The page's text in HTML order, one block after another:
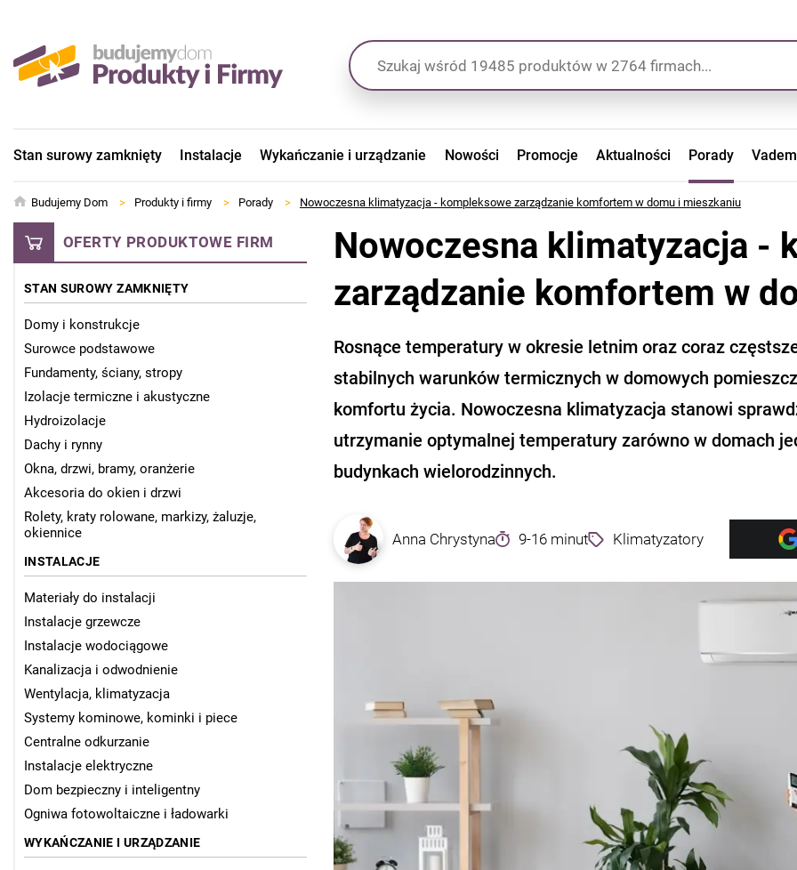
Stan surowy zamknięty Instalacje Wykańczanie i urządzanie Nowości Promocje Aktualności Porady
Budujemy Dom > Produkty i firmy > Porady > Nowoczesna klimatyzacja - kompleksowe zarządzanie komfortem w domu i mieszkaniu
OFERTY PRODUKTOWE FIRM
STAN SUROWY ZAMKNIĘTY
Domy i konstrukcje
Surowce podstawowe
Fundamenty, ściany, stropy
Izolacje termiczne i akustyczne
Hydroizolacje
Dachy i rynny
Okna, drzwi, bramy, oranżerie
Akcesoria do okien i drzwi
Rolety, kraty rolowane, markizy, żaluzje,
okiennice
INSTALACJE
Materiały do instalacji
Instalacje grzewcze
Instalacje wodociągowe
Kanalizacja i odwodnienie
Wentylacja, klimatyzacja
Systemy kominowe, kominki i piece
Centralne odkurzanie
Instalacje elektryczne
Dom bezpieczny i inteligentny
Ogniwa fotowoltaiczne i ładowarki
WYKAŃCZANIE I URZĄDZANIE
Nowoczesna klimatyzacja -
zarządzanie komfortem w
Rosnące temperatury w okresie letnim oraz coraz
stabilnych warunków termicznych w domowych
komfortu życia. Nowoczesna klimatyzacja stanowi
utrzymanie optymalnej temperatury zarówno w domach
budynkach wielorodzinnych.
Anna Chrystyna 9-16 minut Klimatyzatory